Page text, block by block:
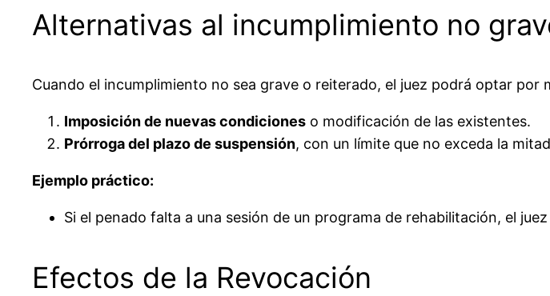
Alternativas al incumplimiento no
Cuando el incumplimiento no sea grave o reiterado, el juez podrá optar por
Imposición de nuevas condiciones o modificación de las existentes.
Prórroga del plazo de suspensión, con un límite que no exceda la
Ejemplo práctico:
Si el penado falta a una sesión de un programa de rehabilitación, el
Efectos de la Revocación